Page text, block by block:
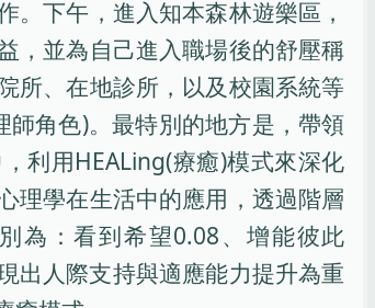
。下午，進入知本森林遊樂區，
，並為自己進入職場後的舒壓稱
所、在地診所，以及校園系統等
角色)。最特別的地方是，帶領
利用HEALing(療癒)模式來深化
理學在生活中的應用，透過階層
為：看到希望0.08、增能彼此
出人際支持與適應能力提升為重